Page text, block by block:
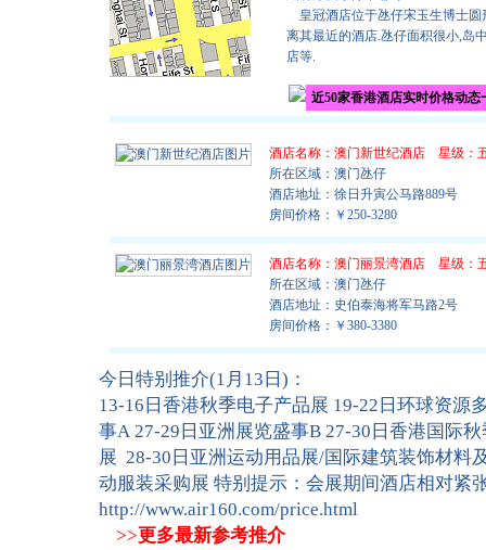
皇冠酒店位于氹仔宋玉生博士圆
离其最近的酒店.氹仔面积很小,岛
店等.
近50家香港酒店实时价格动态
酒店名称： 澳门新世纪酒店
星级：
所在区域：澳门氹仔
酒店地址：徐日升寅公马路889号
房间价格：￥250-3280
酒店名称： 澳门丽景湾酒店
星级：
所在区域：澳门氹仔
酒店地址：史伯泰海将军马路2号
房间价格：￥380-3380
今日特别推介(1月13日)：
13-16日香港秋季电子产品展 19-22日环球资源
事A 27-29日亚洲展览盛事B 27-30日香港国际
展 28-30日亚洲运动用品展/国际建筑装饰材料
动服装采购展 特别提示：会展期间酒店相对紧
http://www.air160.com/price.html
>>更多最新参考推介